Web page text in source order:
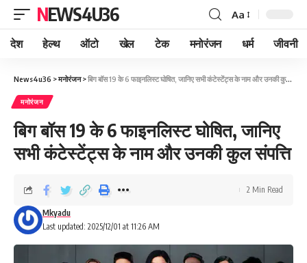
NEWS4U36 Aa
देश हेल्थ ऑटो खेल टेक मनोरंजन धर्म जीवनी
News4u36 >मनोरंजन>बिग बॉस 19 के 6 फाइनलिस्ट घोषित, जानिए सभी कंटेस्टेंट्स के नाम और उनकी कुल संपत्ति
मनोरंजन
बिग बॉस 19 के 6 फाइनलिस्ट घोषित, जानिए
सभी कंटेस्टेंट्स के नाम और उनकी कुल संपत्ति
Last updated: 2025/12/01 at 11:26 AM
Mkyadu
2 Min Read